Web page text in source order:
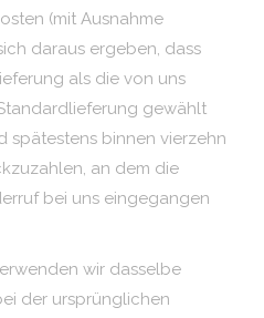
(mit Ausnahme
daraus ergeben, dass
als die von uns
gewählt
spätestens binnen vierzehn
an dem die
bei uns eingegangen
wir dasselbe
der ursprünglichen